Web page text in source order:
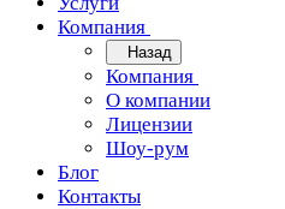
Компания
Назад
Компания
О компании
Лицензии
Шоу-рум
Блог
Контакты